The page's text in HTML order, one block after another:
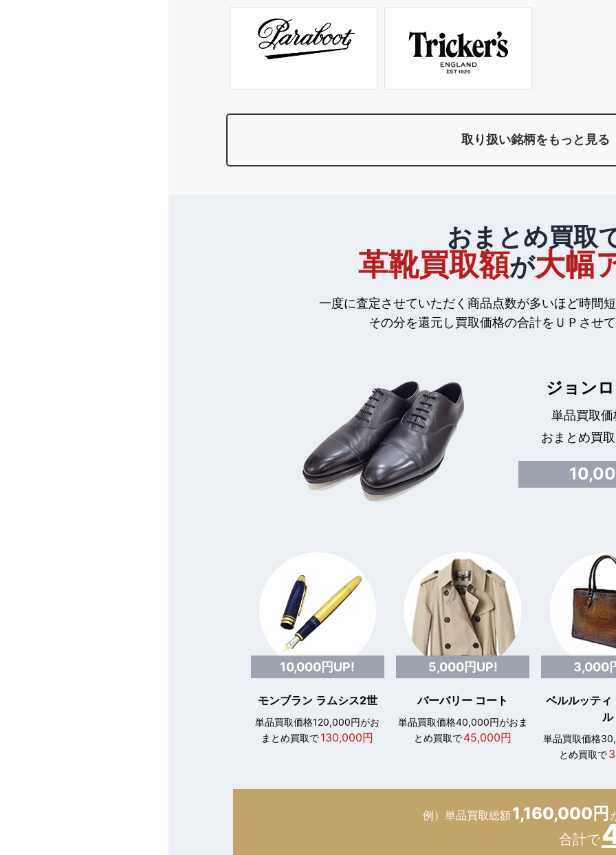
取り扱い銘柄をもっと見る
おまとめ買取
革靴買取額が大幅
一度に査定させていただく商品点数が多いほど時間
その分を還元し買取価格の合計をＵＰさせ
ジョン
単品買取
おまとめ買
10,000円UP!
モンブラン ラムシス2世
単品買取価格120,000円がお
まとめ買取で130,000円
5,000円UP!
バーバリー コート
単品買取価格40,000円がおま
とめ買取で45,000円
3,000
ベルルッティ
ル
単品買取価格
とめ買取で
例）単品買取総額1,160,000円
合計で